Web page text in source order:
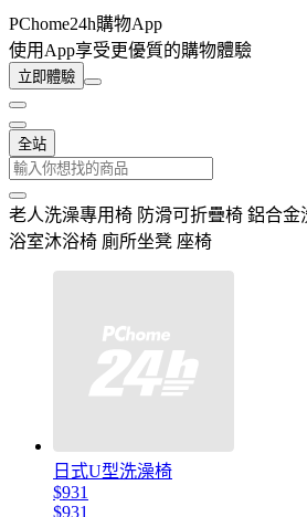
PChome24h購物App
使用App享受更優質的購物體驗
立即體驗
全站
老人洗澡專用椅 防滑可折疊椅 鋁合
浴室沐浴椅 廁所坐凳 座椅
日式U型洗澡椅
$931
$931